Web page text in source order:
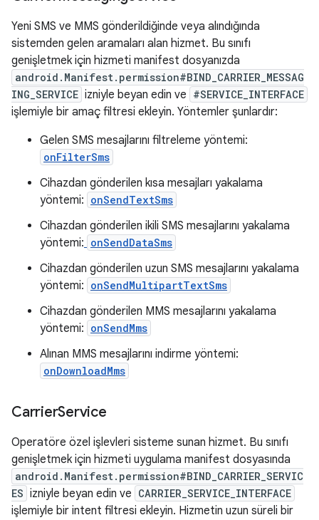
Yeni SMS ve MMS gönderildiğinde veya alındığında
sistemden gelen aramaları alan hizmet. Bu sınıfı
genişletmek için hizmeti manifest dosyanızda
android.Manifest.permission#BIND_CARRIER_MESSAG
ING_SERVICE izniyle beyan edin ve #SERVICE_INTERFACE
işlemiyle bir amaç filtresi ekleyin. Yöntemler şunlardır:
Gelen SMS mesajlarını filtreleme yöntemi:
onFilterSms
Cihazdan gönderilen kısa mesajları yakalama
yöntemi: onSendTextSms
Cihazdan gönderilen ikili SMS mesajlarını yakalama
yöntemi: onSendDataSms
Cihazdan gönderilen uzun SMS mesajlarını yakalama
yöntemi: onSendMultipartTextSms
Cihazdan gönderilen MMS mesajlarını yakalama
yöntemi: onSendMms
Alınan MMS mesajlarını indirme yöntemi:
onDownloadMms
CarrierService
Operatöre özel işlevleri sisteme sunan hizmet. Bu sınıfı
genişletmek için hizmeti uygulama manifest dosyasında
android.Manifest.permission#BIND_CARRIER_SERVIC
ES izniyle beyan edin ve CARRIER_SERVICE_INTERFACE
işlemiyle bir intent filtresi ekleyin. Hizmetin uzun süreli bir